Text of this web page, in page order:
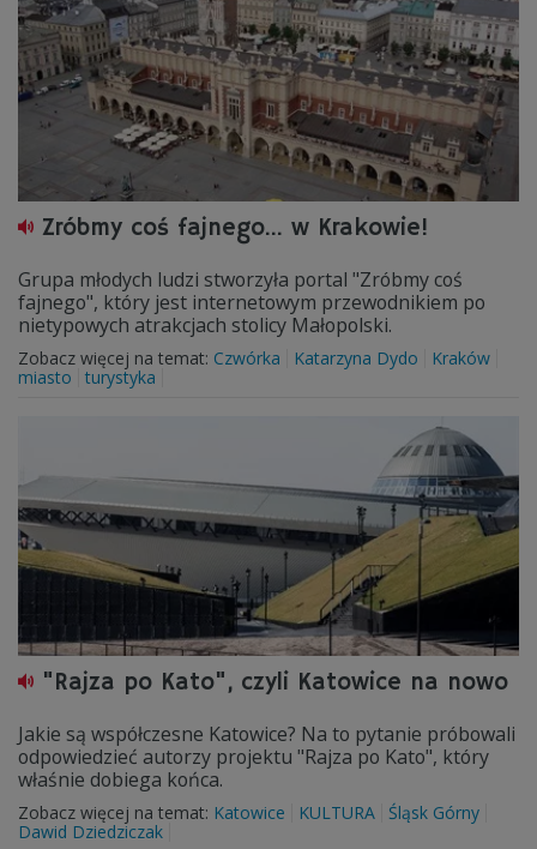
Zróbmy coś fajnego... w Krakowie!
Grupa młodych ludzi stworzyła portal "Zróbmy coś
fajnego", który jest internetowym przewodnikiem po
nietypowych atrakcjach stolicy Małopolski.
Zobacz więcej na temat: Czwórka Katarzyna Dydo
Kraków
miasto
turystyka
"Rajza po Kato", czyli Katowice na nowo
Jakie są współczesne Katowice? Na to pytanie próbowali
odpowiedzieć autorzy projektu "Rajza po Kato", który
właśnie dobiega końca.
Zobacz więcej na temat: Katowice KULTURA Śląsk Górny
Dawid Dziedziczak